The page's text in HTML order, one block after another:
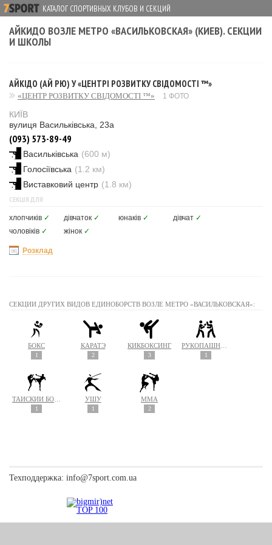
КАТАЛОГ СПОРТИВНЫХ КЛУБОВ И СЕКЦИЙ
АЙКИДО ВОЗЛЕ МЕТРО «ВАСИЛЬКОВСКАЯ» (КИЕВ). СЕКЦИИ
И ШКОЛЫ
АЙКІДО (АЙ РЮ) У «ЦЕНТРІ РОЗВИТКУ СВІДОМОСТІ ™»
«ЦЕНТР РОЗВИТКУ СВІДОМОСТІ ™» 1 ФОТО
КИЇВ
вулиця Васильківська, 23а
(093) 573-89-49
Васильківська (600 м)
Голосіївська (1.2 км)
Виставковий центр (1.8 км)
СЕКЦІЯ ДЛЯ
хлопчиків ✓ дівчаток ✓ юнаків ✓ дівчат ✓
чоловіків ✓ жінок ✓
Розклад
СЕКЦИИ ДРУГИХ ВИДОВ ЕДИНОБОРСТВ ВОЗЛЕ МЕТРО «ВАСИЛЬКОВСКАЯ»:
БОКС
1
КАРАТЭ
2
КИКБОКСИНГ
3 1
1
УШУ
1
MMA
2
Техподдержка: info@7sport.com.ua